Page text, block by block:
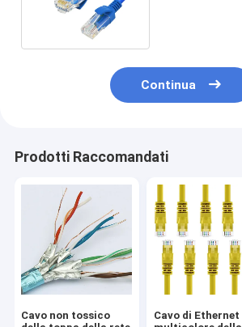
Continua
Prodotti Raccomandati
Cavo non tossico
Cavo di Ethernet